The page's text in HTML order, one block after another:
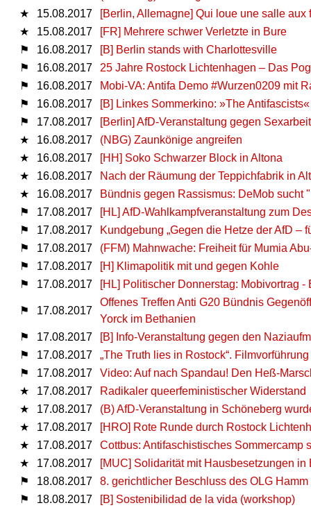
★
15.08.2017
[Berlin, Allemagne] Qui loue une salle aux
★
15.08.2017
[FR] Mehrere schwer Verletzte in Bure
⚑
16.08.2017
[B] Berlin stands with Charlottesville
⚑
16.08.2017
25 Jahre Rostock Lichtenhagen – Das
⚑
16.08.2017
Mobi-VA: Antifa Demo #Wurzen0209 mit
⚑
16.08.2017
[B] Linkes Sommerkino: »The Antifascists«
⚑
17.08.2017
[Berlin] AfD-Veranstaltung gegen
★
16.08.2017
(NBG) Zaunkönige angreifen
★
16.08.2017
[HH] Soko Schwarzer Block in Altona
★
16.08.2017
Nach der Räumung der Teppichfabrik in
★
16.08.2017
Bündnis gegen Rassismus: DeMob sucht
⚑
17.08.2017
[HL] AfD-Wahlkampfveranstaltung zum
⚑
17.08.2017
Kundgebung „Gegen die Hetze der AfD –
⚑
17.08.2017
(FFM) Mahnwache: Freiheit für Mumia
⚑
17.08.2017
[H] Klimapolitik mit und gegen Kohle
⚑
17.08.2017 [HL] Politischer Donnerstag: Mobivortrag -
⚑ 17.08.2017
Offenes Treffen Anti G20 Bündnis
Yorck im Bethanien
⚑
17.08.2017
[B] Info-Veranstaltung gegen den
⚑
17.08.2017
„The Truth lies in Rostock“.
⚑
17.08.2017
Video: Auf nach Spandau! Den Heß-
★
17.08.2017
Radikaler queerfeministischer Widerstand
★
17.08.2017
(B) AfD-Veranstaltung in Schöneberg
★
17.08.2017
[HRO] Rote Runde durch Rostock
★
17.08.2017
Cottbus: Antifaschistisches Sommercamp
★
17.08.2017
[MUC] Solidarität mit Hausbesetzungen
⚑
18.08.2017
8. gerichtlicher Beschluss des OLG Hamm
⚑
18.08.2017
[Β] Sostenibilidad de la vida (workshop)